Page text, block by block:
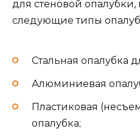
для стеновой
следующие типы
Стальная опалубка
Алюминиевая
Пластиковая
опалубка;